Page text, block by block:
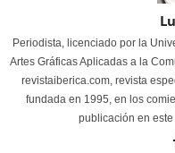
Periodista, licenciado por la
Artes Gráficas Aplicadas a la
revistaiberica.com, revista
fundada en 1995, en los
publicación en